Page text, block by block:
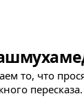
то, что
пересказа.